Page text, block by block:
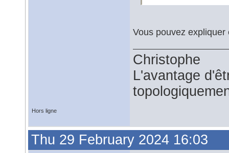
Vous pouvez
Christophe
L'avantage
Hors ligne
Thu 29 February 2024 16:03